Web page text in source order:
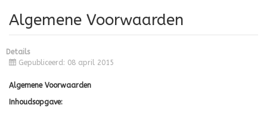
Algemene Voorwaarden
Details
Gepubliceerd: 08 april 2015
Algemene Voorwaarden
Inhoudsopgave: